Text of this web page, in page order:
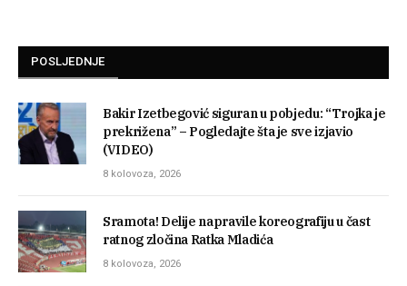
POSLJEDNJE
Bakir Izetbegović siguran u pobjedu: “Trojka je
prekrižena” – Pogledajte šta je sve izjavio
(VIDEO)
8 kolovoza, 2026
Sramota! Delije napravile koreografiju u čast
ratnog zločina Ratka Mladića
8 kolovoza, 2026